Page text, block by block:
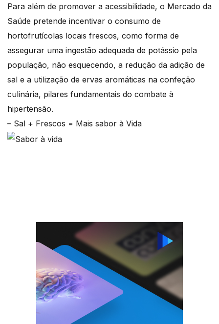
Para além de promover a acessibilidade, o Mercado da
Saúde pretende incentivar o consumo de
hortofrutícolas locais frescos, como forma de
assegurar uma ingestão adequada de potássio pela
população, não esquecendo, a redução da adição de
sal e a utilização de ervas aromáticas na confeção
culinária, pilares fundamentais do combate à
hipertensão.
– Sal + Frescos = Mais sabor à Vida